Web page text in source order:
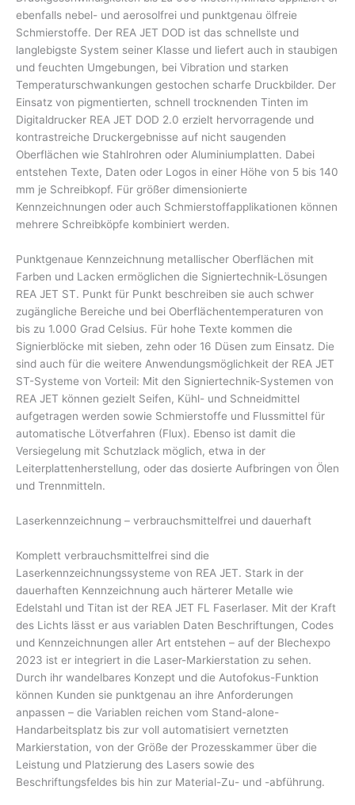
ebenfalls nebel- und aerosolfrei und punktgenau ölfreie
Schmierstoffe. Der REA JET DOD ist das schnellste und
langlebigste System seiner Klasse und liefert auch in staubigen
und feuchten Umgebungen, bei Vibration und starken
Temperaturschwankungen gestochen scharfe Druckbilder. Der
Einsatz von pigmentierten, schnell trocknenden Tinten im
Digitaldrucker REA JET DOD 2.0 erzielt hervorragende und
kontrastreiche Druckergebnisse auf nicht saugenden
Oberflächen wie Stahlrohren oder Aluminiumplatten. Dabei
entstehen Texte, Daten oder Logos in einer Höhe von 5 bis 140
mm je Schreibkopf. Für größer dimensionierte
Kennzeichnungen oder auch Schmierstoffapplikationen können
mehrere Schreibköpfe kombiniert werden.
Punktgenaue Kennzeichnung metallischer Oberflächen mit
Farben und Lacken ermöglichen die Signiertechnik-Lösungen
REA JET ST. Punkt für Punkt beschreiben sie auch schwer
zugängliche Bereiche und bei Oberflächentemperaturen von
bis zu 1.000 Grad Celsius. Für hohe Texte kommen die
Signierblöcke mit sieben, zehn oder 16 Düsen zum Einsatz. Die
sind auch für die weitere Anwendungsmöglichkeit der REA JET
ST-Systeme von Vorteil: Mit den Signiertechnik-Systemen von
REA JET können gezielt Seifen, Kühl- und Schneidmittel
aufgetragen werden sowie Schmierstoffe und Flussmittel für
automatische Lötverfahren (Flux). Ebenso ist damit die
Versiegelung mit Schutzlack möglich, etwa in der
Leiterplattenherstellung, oder das dosierte Aufbringen von Ölen
und Trennmitteln.
Laserkennzeichnung – verbrauchsmittelfrei und dauerhaft
Komplett verbrauchsmittelfrei sind die
Laserkennzeichnungssysteme von REA JET. Stark in der
dauerhaften Kennzeichnung auch härterer Metalle wie
Edelstahl und Titan ist der REA JET FL Faserlaser. Mit der Kraft
des Lichts lässt er aus variablen Daten Beschriftungen, Codes
und Kennzeichnungen aller Art entstehen – auf der Blechexpo
2023 ist er integriert in die Laser-Markierstation zu sehen.
Durch ihr wandelbares Konzept und die Autofokus-Funktion
können Kunden sie punktgenau an ihre Anforderungen
anpassen – die Variablen reichen vom Stand-alone-
Handarbeitsplatz bis zur voll automatisiert vernetzten
Markierstation, von der Größe der Prozesskammer über die
Leistung und Platzierung des Lasers sowie des
Beschriftungsfeldes bis hin zur Material-Zu- und -abführung.